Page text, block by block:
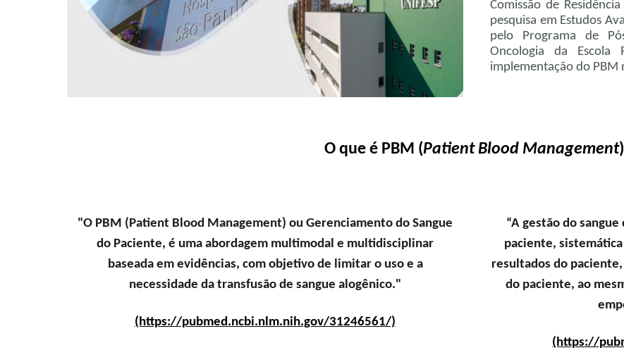
Comissão de
pesquisa em Estudos
pelo Programa de
Oncologia da Escola
implementação do PBM
O que é PBM (Patient Blood Management)
"O PBM (Patient Blood Management) ou Gerenciamento do Sangue
do Paciente, é uma abordagem multimodal e multidisciplinar
baseada em evidências, com objetivo de limitar o uso e a
necessidade da transfusão de sangue alogênico."
(https://pubmed.ncbi.nlm.nih.gov/31246561/)
“A gestão do
paciente,
resultados do
do paciente, ao
(https://